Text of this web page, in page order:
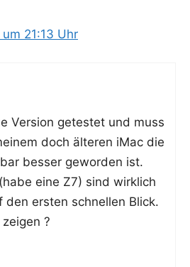
21:13 Uhr
Ver­si­on getes­tet und muss
doch älte­ren iMac die
bes­ser gewor­den ist.
eine Z7) sind wirk­lich
den ers­ten schnel­len Blick.
?